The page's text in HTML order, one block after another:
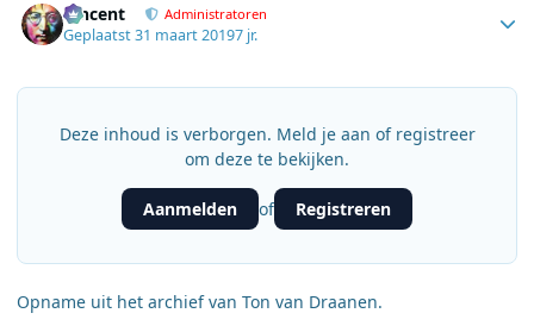
Vincent Administratoren
Geplaatst31 maart 20197 jr.
Deze inhoud is verborgen. Meld je aan of registreer
om deze te bekijken.
Aanmelden of Registreren
Opname uit het archief van Ton van Draanen.